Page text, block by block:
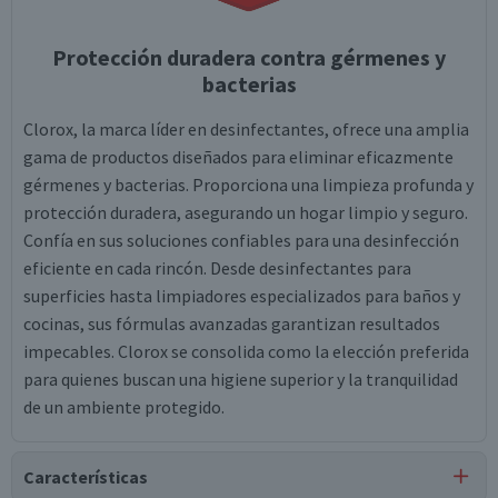
Protección duradera contra gérmenes y
bacterias
Clorox, la marca líder en desinfectantes, ofrece una amplia
gama de productos diseñados para eliminar eficazmente
gérmenes y bacterias. Proporciona una limpieza profunda y
protección duradera, asegurando un hogar limpio y seguro.
Confía en sus soluciones confiables para una desinfección
eficiente en cada rincón. Desde desinfectantes para
superficies hasta limpiadores especializados para baños y
cocinas, sus fórmulas avanzadas garantizan resultados
impecables. Clorox se consolida como la elección preferida
para quienes buscan una higiene superior y la tranquilidad
de un ambiente protegido.
Características